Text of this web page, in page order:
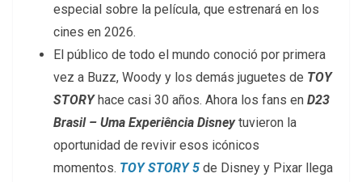
especial sobre la película, que estrenará en los
cines en 2026.
El público de todo el mundo conoció por primera
vez a Buzz, Woody y los demás juguetes de TOY
STORYhace casi 30 años. Ahora los fans en D23
Brasil – Uma Experiência Disneytuvieron la
oportunidad de revivir esos icónicos
momentos. TOY STORY 5 de Disney y Pixar llega